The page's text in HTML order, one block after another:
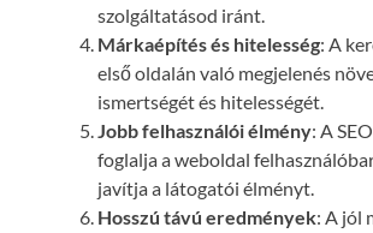
szolgáltatásod iránt.
Márkaépítés és hitelesség: A
első oldalán való megjelenés
ismertségét és hitelességét.
Jobb felhasználói élmény: A
foglalja a weboldal
javítja a látogatói élményt.
Hosszú távú eredmények: A jól